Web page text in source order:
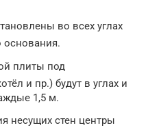
во всех углах
основания.
плиты под
и пр.) будут в углах и
1,5 м.
несущих стен центры